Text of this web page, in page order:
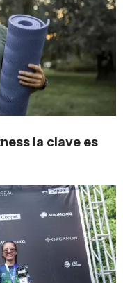
la clave es